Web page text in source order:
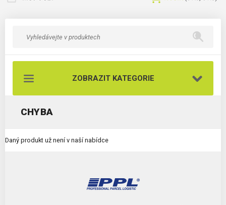
ZOBRAZIT KATEGORIE
CHYBA
Daný produkt už není v naší nabídce